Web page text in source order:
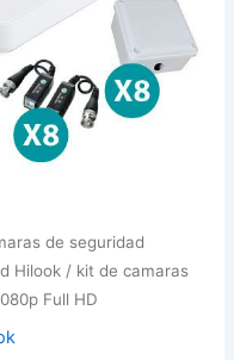
de seguridad
Hilook / kit de camaras
Full HD